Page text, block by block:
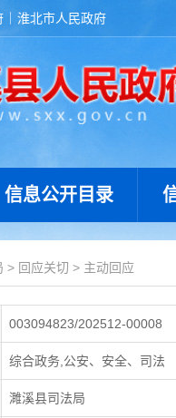
淮北市人民政府
信息公开目录
> 回应关切 > 主动回应
003094823/202512-00008
综合政务,公安、安全、司法
濉溪县司法局